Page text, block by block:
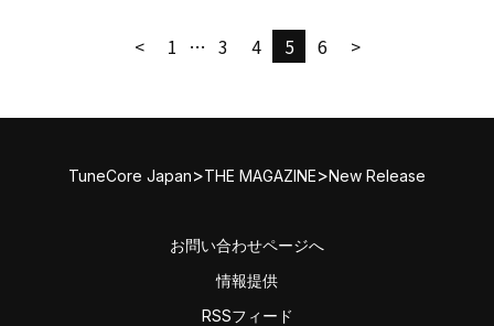
< 1 … 3 4 5 6 >
TuneCore Japan>THE MAGAZINE>New Release
お問い合わせページへ
情報提供
RSSフィード